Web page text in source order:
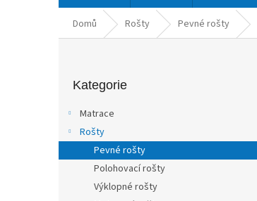
Domů Rošty Pevné rošty
n
kategorie
Kategorie
Matrace
Rošty
Pevné rošty
Polohovací rošty
Výklopné rošty